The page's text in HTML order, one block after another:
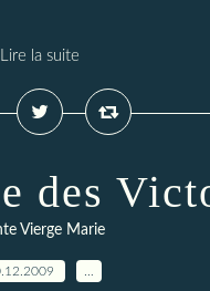
Lire la suite
des
Vierge Marie